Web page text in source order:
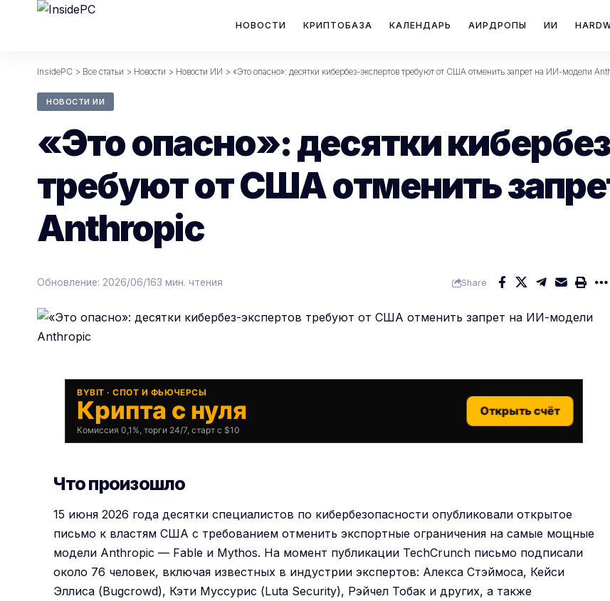
НОВОСТИ КРИПТОБАЗА КАЛЕНДАРЬ АИРДРОПЫ ИИ
InsidePC > Все статьи > Новости > Новости ИИ > «Это опасно»: десятки кибербез-экспертов требуют от США отменить запрет на ИИ-модели
НОВОСТИ ИИ
«Это опасно»: десятки
требуют от США отменить
Anthropic
Обновление: 2026/06/163 мин. чтения Share
BYBIT · СПОТ И ФЬЮЧЕРСЫ
Крипта с нуля
Комиссия 0,1%, торги 24/7, старт с $10
Открыть счёт
Что произошло
15 июня 2026 года десятки специалистов по кибербезопасности опубликовали открытое
письмо к властям США с требованием отменить экспортные ограничения на самые мощные
модели Anthropic — Fable и Mythos. На момент публикации TechCrunch письмо подписали
около 76 человек, включая известных в индустрии экспертов: Алекса Стэймоса, Кейси
Эллиса (Bugcrowd), Кэти Муссурис (Luta Security), Рэйчел Тобак и других, а также